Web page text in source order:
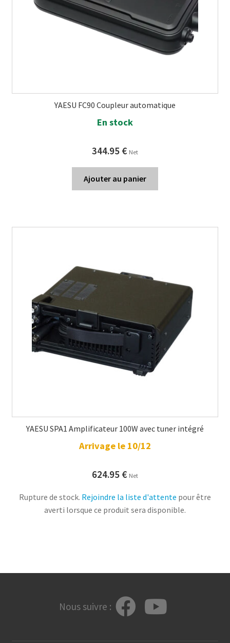
YAESU FC90 Coupleur automatique
En stock
344.95 € Net
Ajouter au panier
YAESU SPA1 Amplificateur 100W avec tuner intégré
Arrivage le 10/12
624.95 € Net
Rupture de stock. Rejoindre la liste d'attente pour être
averti lorsque ce produit sera disponible.
Nous suivre :